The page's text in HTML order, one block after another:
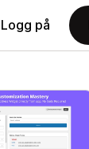
Logg på